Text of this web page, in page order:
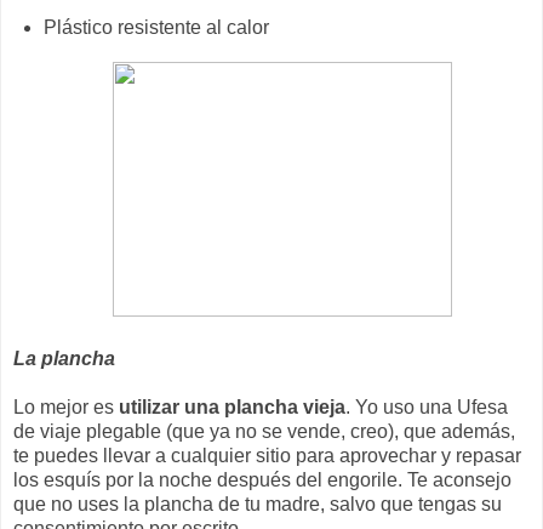
Plástico resistente al calor
La plancha
Lo mejor es utilizar una plancha vieja. Yo uso una Ufesa
de viaje plegable (que ya no se vende, creo), que además,
te puedes llevar a cualquier sitio para aprovechar y repasar
los esquís por la noche después del engorile. Te aconsejo
que no uses la plancha de tu madre, salvo que tengas su